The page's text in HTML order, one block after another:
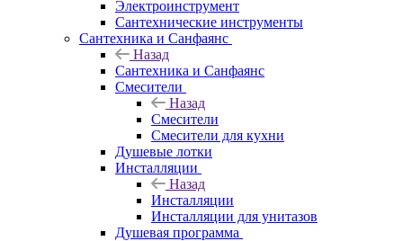
Электроинструмент
Сантехнические инструменты
Сантехника и Санфаянс
Назад
Сантехника и Санфаянс
Смесители
Назад
Смесители
Смесители для кухни
Душевые лотки
Инсталляции
Назад
Инсталляции
Инсталляции для унитазов
Душевая программа